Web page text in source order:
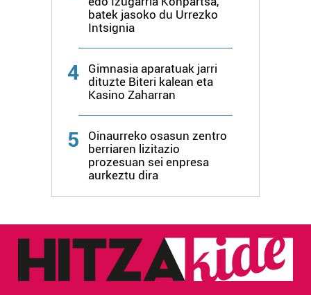
erabiltzen dituen hauta dezakezu.
bazkideen zerrenda, beren ustez zein helburutarako
duten interes legitimoa eta horren aurka nola egin
Lortu zure datu pertsonalak prozesatzeko moduari
buruzko informazio gehiago eta ezarri zure lehentasunak
datuen atalean. Edozein unetan alda edo ken dezakezu
Webgune honek cookie propioak eta hirugarrenen cookie-
fitxategiak erabiltzen ditu. Zure esperientzia eta
zerbitzuak hobetzeko asmoz, cookie teknologiaz
baliatzen gara. Ohar hau onartuz gero, teknologia hori
batek jasoko du Urrezko
Intsignia
4
Gimnasia aparatuak jarri
dituzte Biteri kalean eta
Kasino Zaharran
5
Oinaurreko osasun zentro
berriaren lizitazio
prozesuan sei enpresa
aurkeztu dira